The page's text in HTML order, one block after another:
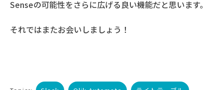
Senseの可能性をさらに広げる良い機能だと思います。
それではまたお会いしましょう！